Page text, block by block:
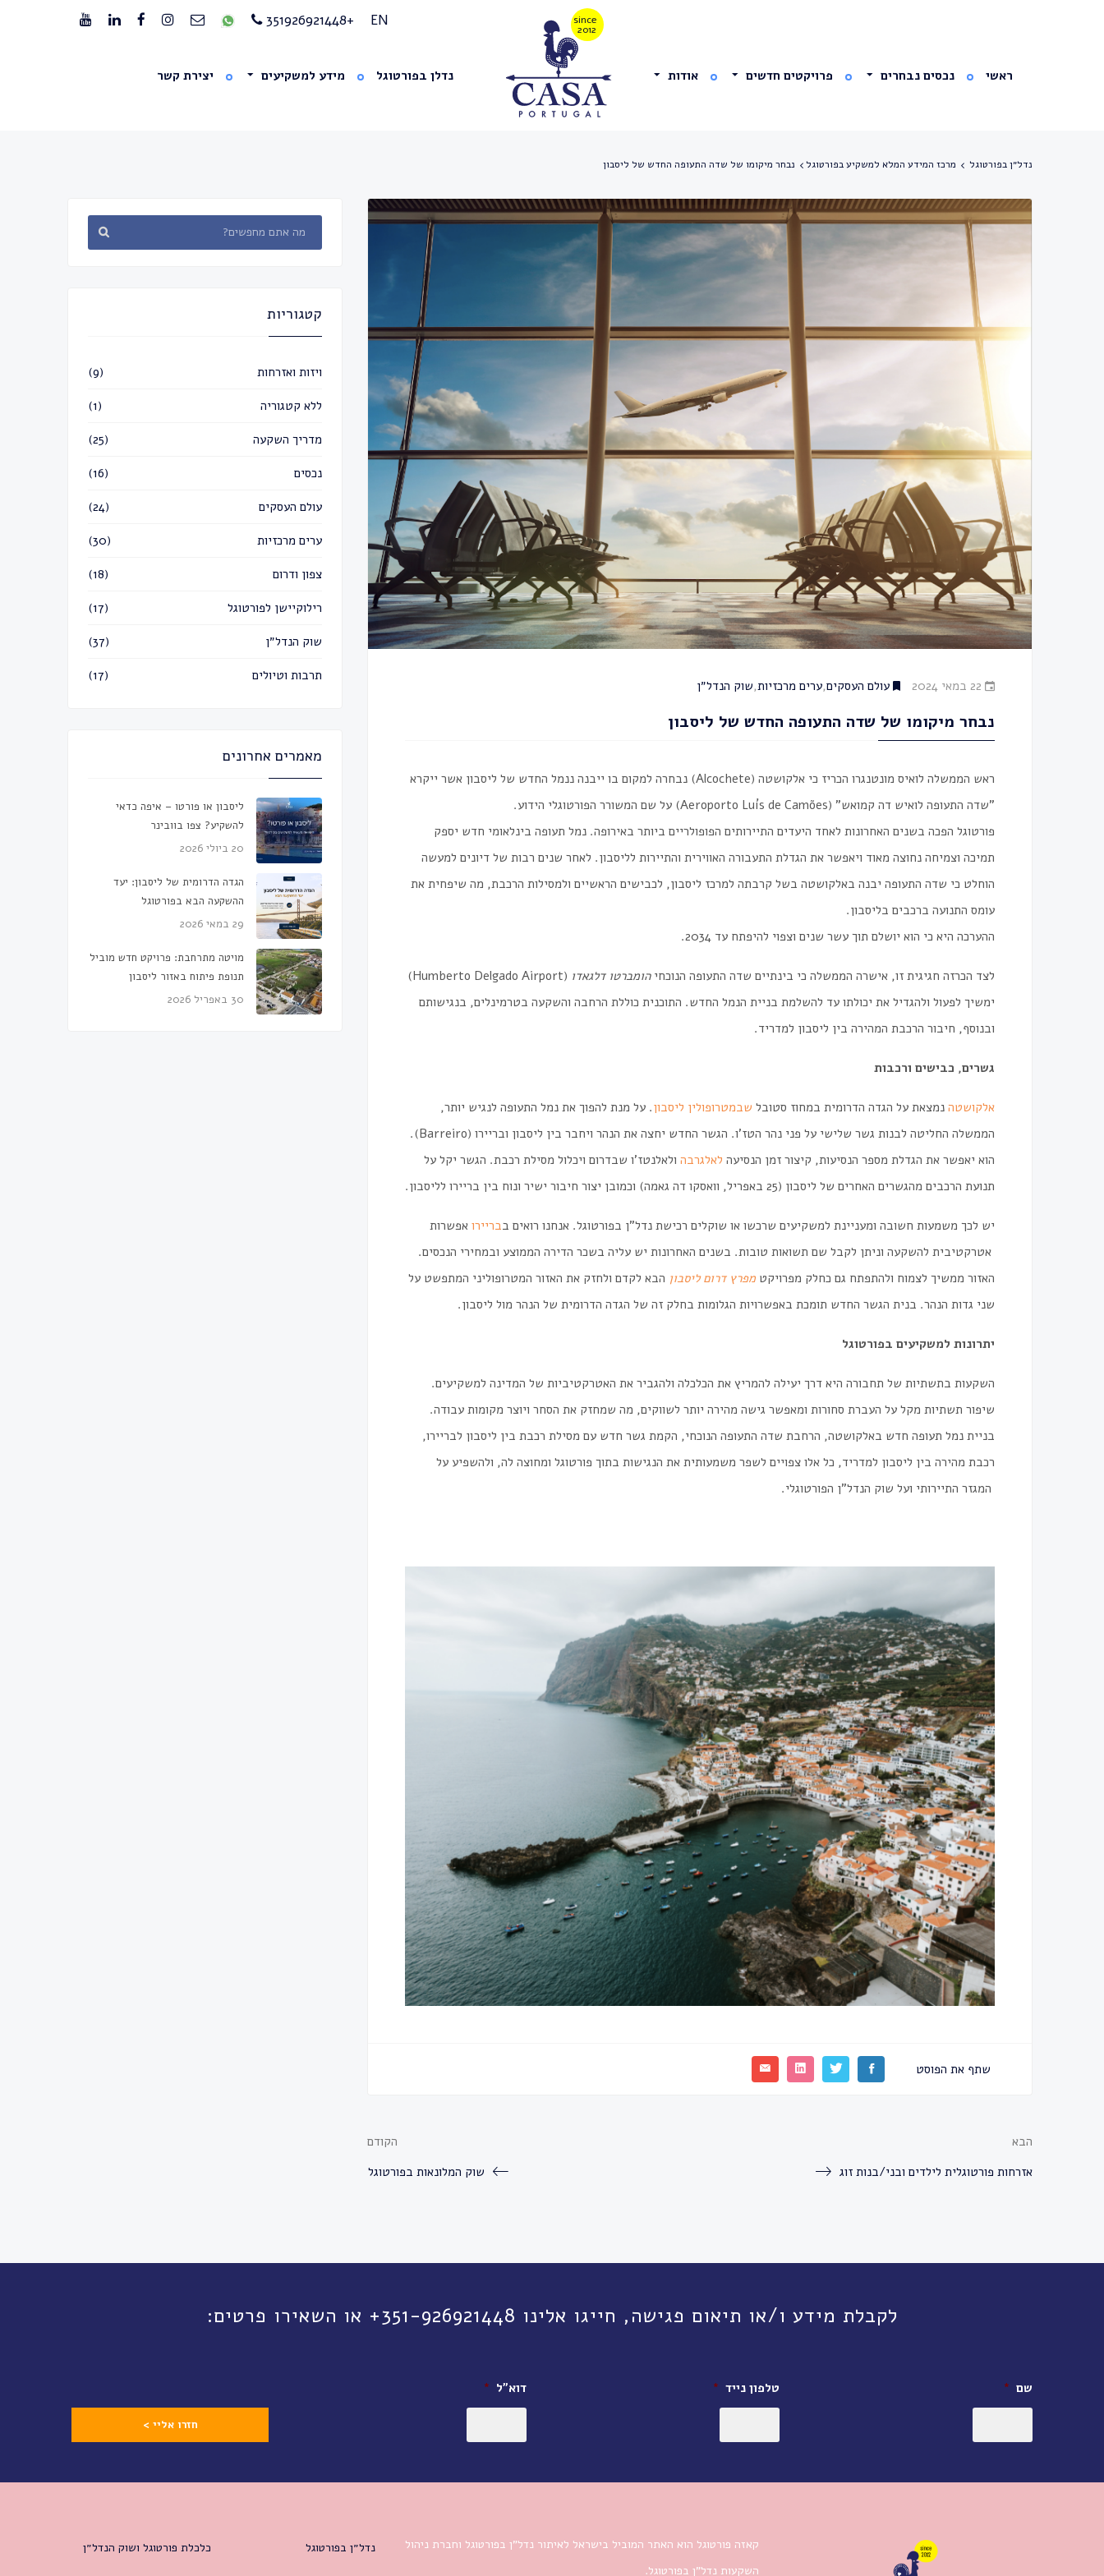
EN
+351926921448
ראשי נכסים נבחרים פרויקטים חדשים אודות נדלן בפורטוגל מידע למשקיעים יצירת קשר
נדל״ן בפורטוגל מרכז המידע המלא למשקיע בפורטוגל נבחר מיקומו של שדה התעופה החדש של ליסבון
22 במאי 2024 עולם העסקים,ערים מרכזיות,שוק הנדל״ן
נבחר מיקומו של שדה התעופה החדש של ליסבון
ראש הממשלה לואיס מונטנגרו הכריז כי אלקושטה (Alcochete) נבחרה למקום בו ייבנה ננמל החדש של ליסבון אשר ייקרא
"שדה התעופה לואיש דה קמואש" (Aeroporto Luís de Camões) על שם המשורר הפורטוגלי הידוע.
פורטוגל הפכה בשנים האחרונות לאחד היעדים התיירותים הפופולריים ביותר באירופה. נמל תעופה בינלאומי חדש יספק
תמיכה וצמיחה נחוצה מאוד ויאפשר את הגדלת התעבורה האווירית והתיירות לליסבון. לאחר שנים רבות של דיונים למעשה
הוחלט כי שדה התעופה יבנה באלקושטה בשל קרבתה למרכז ליסבון, לכבישים הראשיים ולמסילות הרכבת, מה שיפחית את
עומס התנועה ברכבים בליסבון.
ההערכה היא כי הוא יושלם תוך עשר שנים וצפוי להיפתח עד 2034.
לצד הכרזה חגיגית זו, אישרה הממשלה כי בינתיים שדה התעופה הנוכחיהומברטו דלגאדו
(Humberto Delgado Airport)
ימשיך לפעול ולהגדיל את יכולתו עד להשלמת בניית הנמל החדש. התוכנית כוללת הרחבה והשקעה בטרמינלים, בנגישותם
ובנוסף, חיבור הרכבת המהירה בין ליסבון למדריד.
גשרים, כבישים ורכבות
אלקושטה נמצאת על הגדה הדרומית במחוז סטובל שבמטרופולין ליסבון. על מנת להפוך את נמל התעופה לנגיש יותר,
הממשלה החליטה לבנות גשר שלישי על פני נהר הטז'ו. הגשר החדש יחצה את הנהר ויחבר בין ליסבון ובריירו (Barreiro).
הוא יאפשר את הגדלת מספר הנסיעות, קיצור זמן הנסיעה לאלגרבה ולאלנטז'ו שבדרום ויכלול מסילת רכבת. הגשר יקל על
תנועת הרכבים מהגשרים האחרים של ליסבון (25 באפריל, וואסקו דה גאמה) וכמובן יצור חיבור ישיר ונוח בין בריירו לליסבון.
יש לכך משמעות חשובה ומעניינת למשקיעים שרכשו או שוקלים רכישת נדל"ן בפורטוגל. אנחנו רואים בבריירו אפשרות
אטרקטיבית להשקעה וניתן לקבל שם תשואות טובות. בשנים האחרונות יש עליה בשכר הדירה הממוצע ובמחירי הנכסים.
האזור ממשיך לצמוח ולהתפתח גם כחלק מפרויקט מפרץ דרום ליסבון הבא לקדם ולחזק את האזור המטרופוליני המתפשט על
שני גדות הנהר. בנית הגשר החדש תומכת באפשרויות הגלומות בחלק זה של הגדה הדרומית של הנהר מול ליסבון.
יתרונות למשקיעים בפורטוגל
השקעות בתשתיות של תחבורה היא דרך יעילה להמריץ את הכלכלה ולהגביר את האטרקטיביות של המדינה למשקיעים.
שיפור תשתיות מקל על העברת סחורות ומאפשר גישה מהירה יותר לשווקים, מה שמחזק את הסחר ויוצר מקומות עבודה.
בניית נמל תעופה חדש באלקושטה, הרחבת שדה התעופה הנוכחי, הקמת גשר חדש עם מסילת רכבת בין ליסבון לבריירו,
רכבת מהירה בין ליסבון למדריד, כל אלו צפויים לשפר משמעותית את הנגישות בתוך פורטוגל ומחוצה לה, ולהשפיע על
המגזר התיירותי ועל שוק הנדל"ן הפורטוגלי.
שתף את הפוסט
הקודם
שוק המלונאות בפורטוגל
הבא
אזרחות פורטוגלית לילדים ובני/בנות זוג
קטגוריות
ויזות ואזרחות (9)
ללא קטגוריה (1)
מדריך השקעה (25)
נכסים (16)
עולם העסקים (24)
ערים מרכזיות (30)
צפון ודרום (18)
רילוקיישן לפורטוגל (17)
שוק הנדל״ן (37)
תרבות וטיולים (17)
מאמרים אחרונים
ליסבון או פורטו – איפה כדאי
להשקיע? צפו בוובינר
20 ביולי 2026
הגדה הדרומית של ליסבון: יעד
ההשקעה הבא בפורטוגל
29 במאי 2026
מויטה מתרחבת: פרויקט חדש מוביל
תנופת פיתוח באזור ליסבון
30 באפריל 2026
לקבלת מידע ו/או תיאום פגישה, חייגו אלינו 351-926921448+ או השאירו פרטים:
שם * טלפון נייד * דוא״ל *
חזרו אליי >
קאזה פורטוגל הוא האתר המוביל בישראל לאיתור נדל”ן בפורטוגל וחברת ניהול
השקעות נדל”ן בפורטוגל.
נדל״ן בפורטוגל כלכלת פורטוגל ושוק הנדל״ן